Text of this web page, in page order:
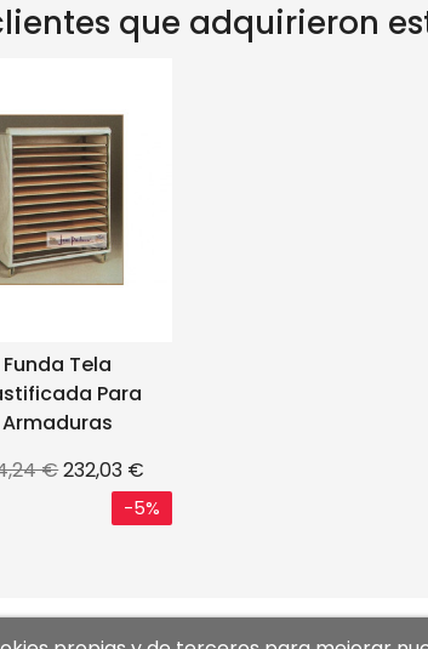
que adquirieron
Funda Tela
Para
Armaduras
€Precio
232,03 €
-5%